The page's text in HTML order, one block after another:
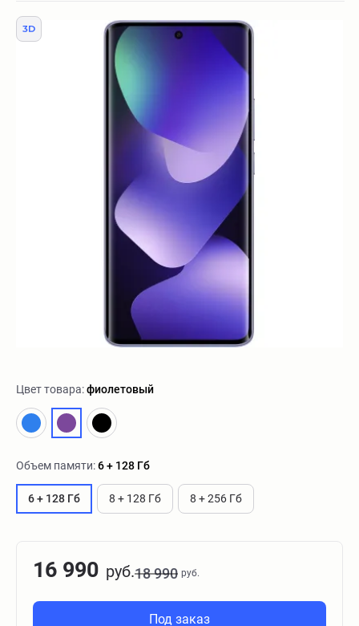
Цвет товара:фиолетовый
Объем памяти:6 + 128 Гб
6 + 128 Гб 8 + 128 Гб 8 + 256 Гб
16 990 руб.18 990 руб.
Под заказ